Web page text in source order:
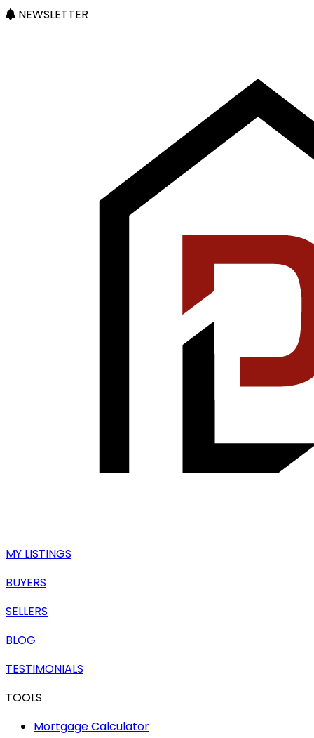
NEWSLETTER
MY LISTINGS
BUYERS
SELLERS
BLOG
TESTIMONIALS
TOOLS
Mortgage Calculator